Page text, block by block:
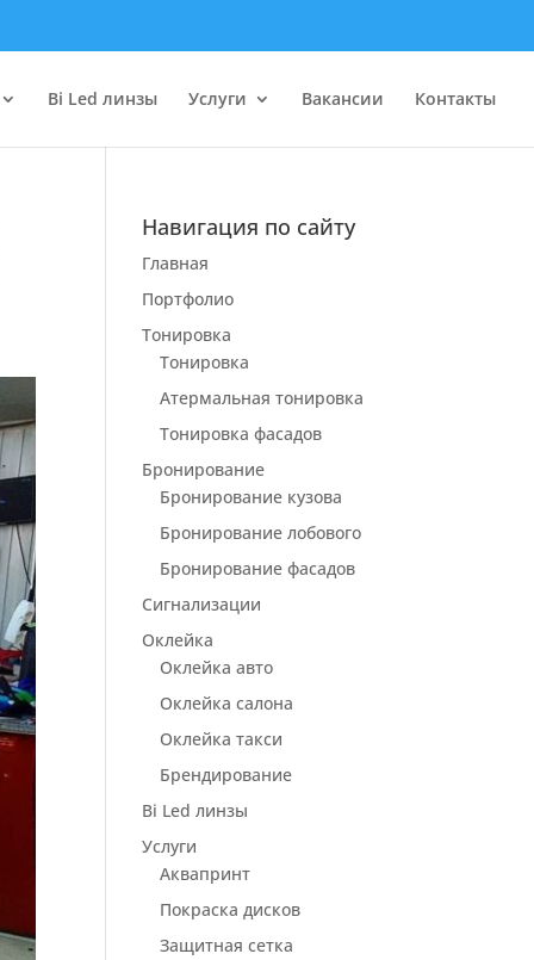
Bi Led линзы Услуги Вакансии Контакты
Навигация по сайту
Главная
Портфолио
Тонировка
Тонировка
Атермальная тонировка
Тонировка фасадов
Бронирование
Бронирование кузова
Бронирование лобового
Бронирование фасадов
Сигнализации
Оклейка
Оклейка авто
Оклейка салона
Оклейка такси
Брендирование
Bi Led линзы
Услуги
Аквапринт
Покраска дисков
Защитная сетка